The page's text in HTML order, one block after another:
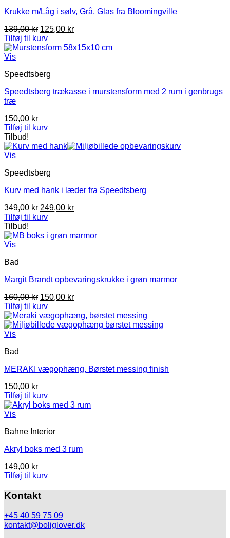
Krukke m/Låg i sølv, Grå, Glas fra Bloomingville
139,00kr Den
oprindelige
pris
125,00 krDen
pris
Tilføj til kurv
Vis
Speedtsberg
Speedtsberg trækasse i murstensform med 2 rum i genbrugs
træ
150,00 kr
Tilføj til kurv
Tilbud!
Vis
Speedtsberg
Kurv med hank i læder fra Speedtsberg
349,00kr Den
oprindelige
var:
249,00 krDen
er:
Tilføj til kurv
Tilbud!
Vis
Bad
Margit Brandt opbevaringskrukke i grøn marmor
160,00kr Den
oprindelige
pris
var:
150,00 krDen
pris
er:
Tilføj til kurv
Vis
Bad
MERAKI vægophæng, Børstet messing finish
150,00 kr
Tilføj til kurv
Vis
Bahne Interior
Akryl boks med 3 rum
149,00 kr
Tilføj til kurv
Kontakt
+45 40 59 75 09
kontakt@boliglover.dk